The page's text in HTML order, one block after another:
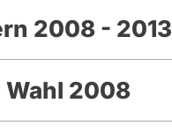
2008 - 2013
Wahl 2008